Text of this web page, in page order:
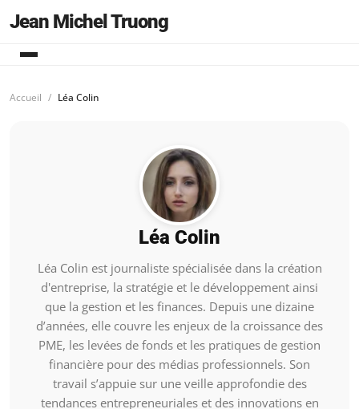
Jean Michel Truong
Accueil Léa Colin
Léa Colin
Léa Colin est journaliste spécialisée dans la création
d'entreprise, la stratégie et le développement ainsi
que la gestion et les finances. Depuis une dizaine
d’années, elle couvre les enjeux de la croissance des
PME, les levées de fonds et les pratiques de gestion
financière pour des médias professionnels. Son
travail s’appuie sur une veille approfondie des
tendances entrepreneuriales et des innovations en